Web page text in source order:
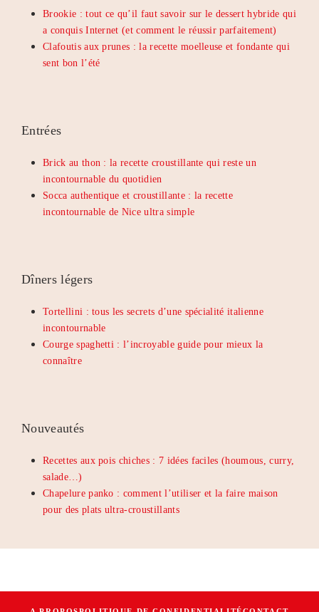
Brookie : tout ce qu’il faut savoir sur le dessert hybride qui
a conquis Internet (et comment le réussir parfaitement)
Clafoutis aux prunes : la recette moelleuse et fondante qui
sent bon l’été
Entrées
Brick au thon : la recette croustillante qui reste un
incontournable du quotidien
Socca authentique et croustillante : la recette
incontournable de Nice ultra simple
Dîners légers
Tortellini : tous les secrets d’une spécialité italienne
incontournable
Courge spaghetti : l’incroyable guide pour mieux la
connaître
Nouveautés
Recettes aux pois chiches : 7 idées faciles (houmous, curry,
salade…)
Chapelure panko : comment l’utiliser et la faire maison
pour des plats ultra-croustillants